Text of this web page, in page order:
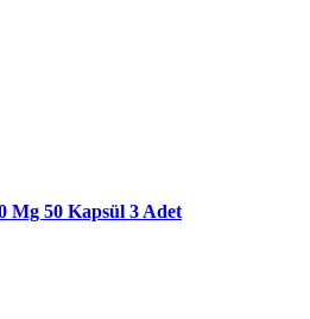
Mg 50 Kapsül 3 Adet